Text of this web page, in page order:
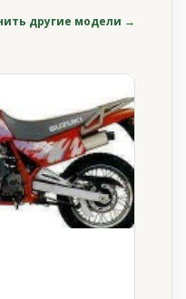
другие модели →